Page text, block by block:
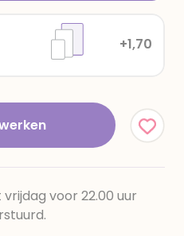
+1,70
voor 22.00 uur